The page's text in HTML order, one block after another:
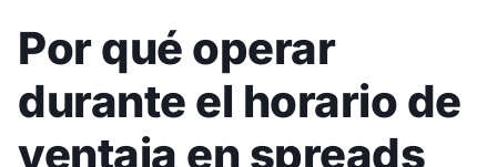
Por qué operar
durante el horario de
ventaja en spreads